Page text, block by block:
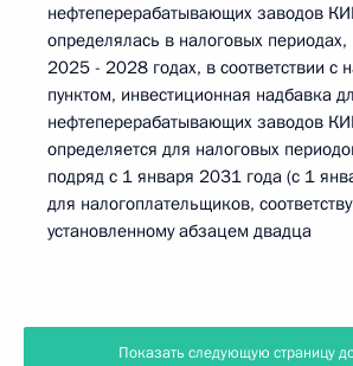
нефтеперерабатывающих заводов
определялась в налоговых
2025 - 2028 годах, в соответствии с
пунктом, инвестиционная надбавка
нефтеперерабатывающих заводов
определяется для налоговых
подряд с 1 января 2031 года (с 1
для налогоплательщиков,
установленному абзацем двадца
Показать следующую страницу